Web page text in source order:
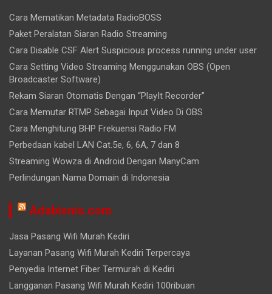
Cara Mematikan Metadata RadioBOSS
Paket Peralatan Siaran Radio Streaming
Cara Disable CSF Alert Suspicious process running under user
Cara Setting Video Streaming Menggunakan OBS (Open
Broadcaster Software)
Rekam Siaran Otomatis Dengan “PlayIt Recorder”
Cara Memutar RTMP Sebagai Input Video Di OBS
Cara Menghitung BHP Frekuensi Radio FM
Perbedaan kabel LAN Cat.5e, 6, 6A, 7 dan 8
Streaming Wowza di Android Dengan ManyCam
Perlindungan Nama Domain di Indonesia
Adabisnis.com
Jasa Pasang Wifi Murah Kediri
Layanan Pasang Wifi Murah Kediri Terpercaya
Penyedia Internet Fiber Termurah di Kediri
Langganan Pasang Wifi Murah Kediri 100ribuan